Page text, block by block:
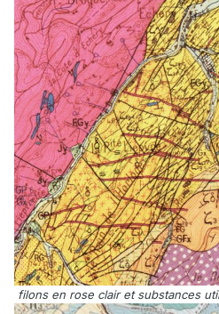
filons en rose clair et substances